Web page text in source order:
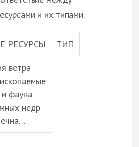
и их типами.
РЕСУРСЫ ТИП
ветра
фауна
недр